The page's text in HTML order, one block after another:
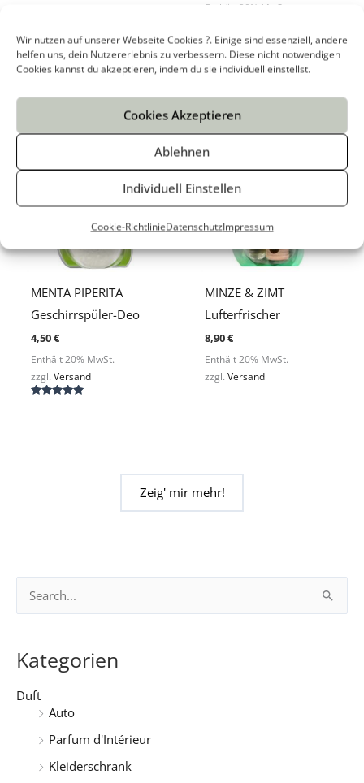
Wir nutzen auf unserer Webseite Cookies ?. Einige sind essenziell, andere
helfen uns, dein Nutzererlebnis zu verbessern. Diese nicht notwendigen
Cookies kannst du akzeptieren, indem du sie individuell einstellst.
Cookies Akzeptieren
Ablehnen
Individuell Einstellen
Cookie-RichtlinieDatenschutzImpressum
h
e
Kategorien
Duft
Auto
Parfum d'Intérieur
Kleiderschrank
zzgl.Versand
Bewertet
Enthält 20% MwSt.
Bewertet
5.00
MENTA PIPERITA
Geschirrspüler-Deo
4,50€
Enthält 20% MwSt.
zzgl. Versand
MINZE & ZIMT
Lufterfrischer
8,90€
Enthält 20% MwSt.
zzgl. Versand
Zeig' mir mehr!